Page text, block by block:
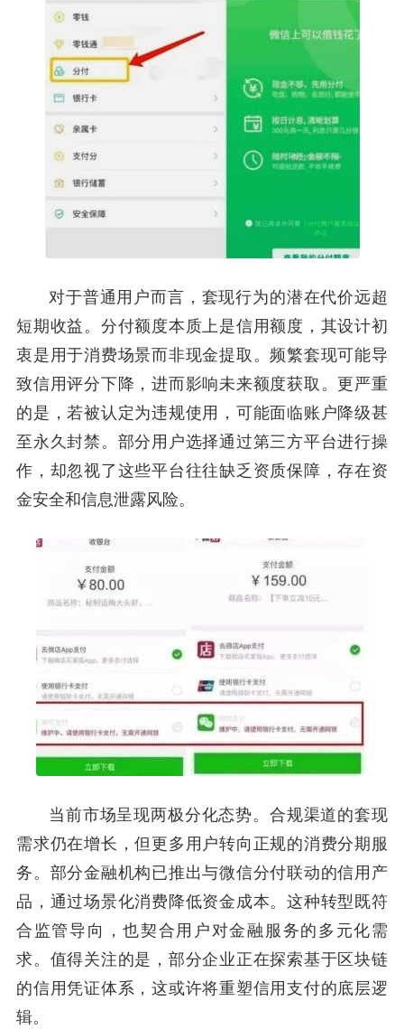
对于普通用户而言，套现行为的潜在代价远超
短期收益。分付额度本质上是信用额度，其设计初
衷是用于消费场景而非现金提取。频繁套现可能导
致信用评分下降，进而影响未来额度获取。更严重
的是，若被认定为违规使用，可能面临账户降级甚
至永久封禁。部分用户选择通过第三方平台进行操
作，却忽视了这些平台往往缺乏资质保障，存在资
金安全和信息泄露风险。
当前市场呈现两极分化态势。合规渠道的套现
需求仍在增长，但更多用户转向正规的消费分期服
务。部分金融机构已推出与微信分付联动的信用产
品，通过场景化消费降低资金成本。这种转型既符
合监管导向，也契合用户对金融服务的多元化需
求。值得关注的是，部分企业正在探索基于区块链
的信用凭证体系，这或许将重塑信用支付的底层逻
辑。